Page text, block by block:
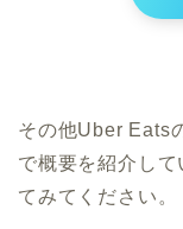
その他Uber Eats
で概要を紹介し
てみてください。